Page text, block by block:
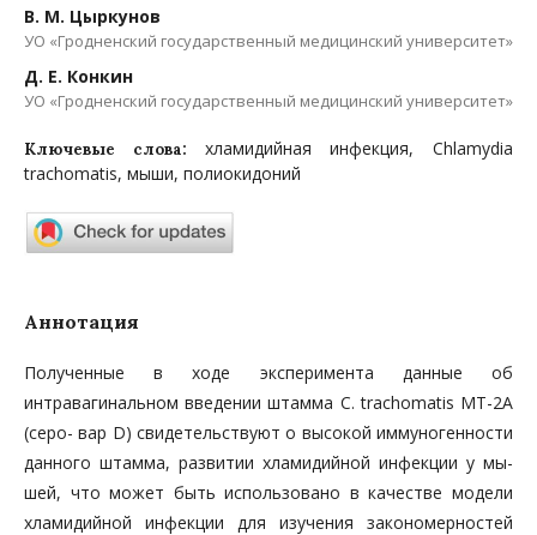
В. М. Цыркунов
УО «Гродненский государственный медицинский университет»
Д. Е. Конкин
УО «Гродненский государственный медицинский университет»
Ключевые слова: хламидийная инфекция, Chlamydia
trachomatis, мыши, полиокидоний
Аннотация
Полученные в ходе эксперимента данные об
интравагинальном введении штамма C. trachomatis МТ-2А
(серо- вар D) свидетельствуют о высокой иммуногенности
данного штамма, развитии хламидийной инфекции у мы­
шей, что может быть использовано в качестве модели
хламидийной инфекции для изучения закономерностей